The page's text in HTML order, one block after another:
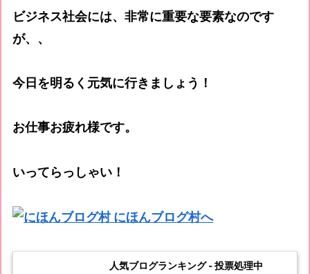
ビジネス社会には、非常に重要な要素なのです
が、、
今日を明るく元気に行きましょう！
お仕事お疲れ様です。
いってらっしゃい！
人気ブログランキング - 投票処理中